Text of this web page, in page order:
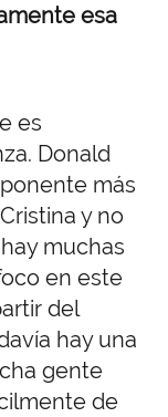
esa
es
Donald
más
y no
muchas
en este
del
hay una
gente
de